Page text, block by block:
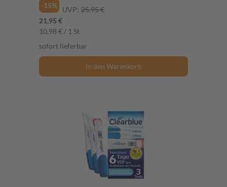
-15%
UVP: 25,95 €
21,95 €
10,98 € / 1 St
sofort lieferbar
In den Warenkorb